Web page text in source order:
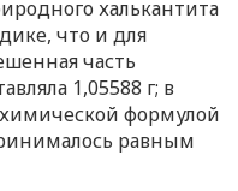
халькантита
что и для
часть
1,05588 г; в
формулой
равным